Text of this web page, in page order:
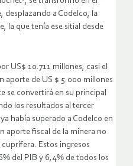
desplazando a Codelco, la
la que tenía ese sitial desde
US$ 10.711 millones, casi el
aporte de US $ 5.000 millones
se convertirá en su principal
los resultados al tercer
había superado a Codelco en
aporte fiscal de la minera no
cuprífera. Estos ingresos
del PIB y 6,4% de todos los